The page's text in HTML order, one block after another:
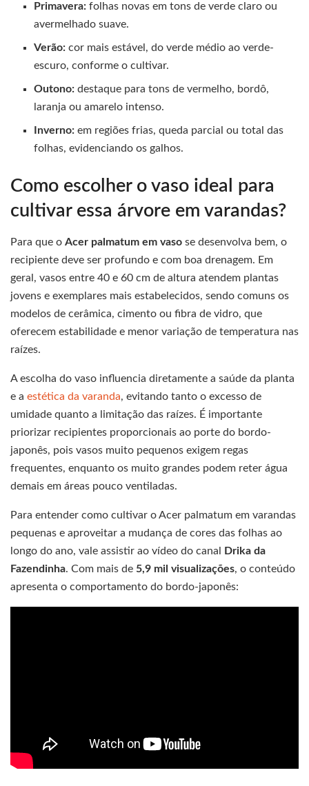
Primavera: folhas novas em tons de verde claro ou
avermelhado suave.
Verão: cor mais estável, do verde médio ao verde-
escuro, conforme o cultivar.
Outono: destaque para tons de vermelho, bordô,
laranja ou amarelo intenso.
Inverno: em regiões frias, queda parcial ou total das
folhas, evidenciando os galhos.
Como escolher o vaso ideal para
cultivar essa árvore em varandas?
Para que o Acer palmatum em vaso se desenvolva bem, o
recipiente deve ser profundo e com boa drenagem. Em
geral, vasos entre 40 e 60 cm de altura atendem plantas
jovens e exemplares mais estabelecidos, sendo comuns os
modelos de cerâmica, cimento ou fibra de vidro, que
oferecem estabilidade e menor variação de temperatura nas
raízes.
A escolha do vaso influencia diretamente a saúde da planta
e a estética da varanda, evitando tanto o excesso de
umidade quanto a limitação das raízes. É importante
priorizar recipientes proporcionais ao porte do bordo-
japonês, pois vasos muito pequenos exigem regas
frequentes, enquanto os muito grandes podem reter água
demais em áreas pouco ventiladas.
Para entender como cultivar o Acer palmatum em varandas
pequenas e aproveitar a mudança de cores das folhas ao
longo do ano, vale assistir ao vídeo do canal
Drika da
Fazendinha. Com mais de 5,9 mil visualizações, o conteúdo
apresenta o comportamento do bordo-japonês: